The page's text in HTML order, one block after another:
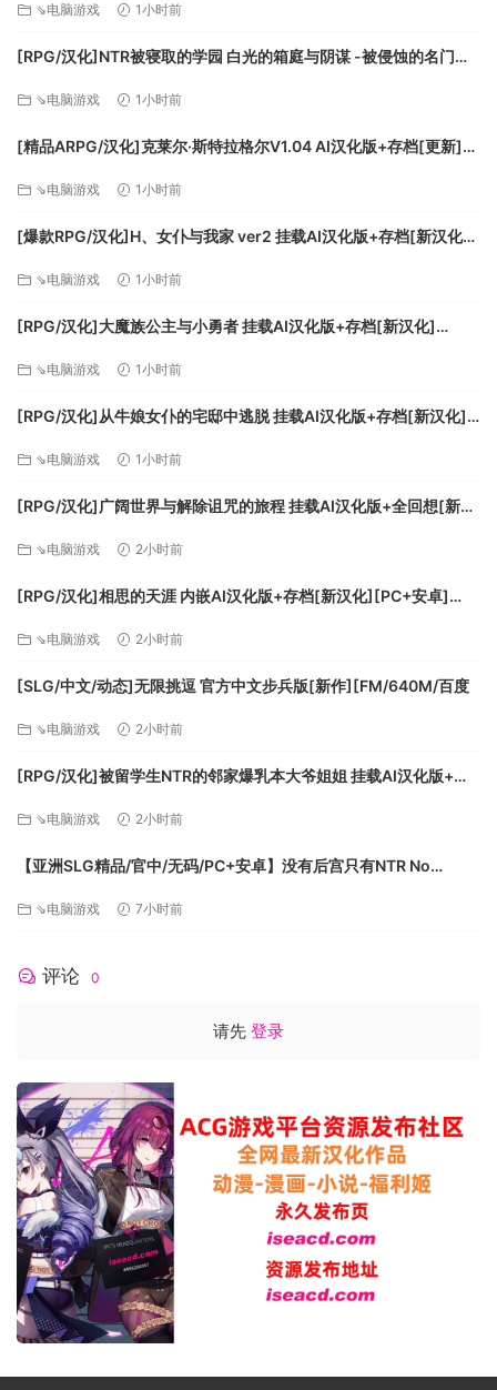
⇘电脑游戏 1小时前
[RPG/汉化]NTR被寝取的学园 白光的箱庭与阴谋 -被侵蚀的名门女
⇘电脑游戏 1小时前
[精品ARPG/汉化]克莱尔·斯特拉格尔V1.04 AI汉化版+存档[更新]
⇘电脑游戏 1小时前
[爆款RPG/汉化]H、女仆与我家 ver2 挂载AI汉化版+存档[新汉化]
⇘电脑游戏 1小时前
[RPG/汉化]大魔族公主与小勇者 挂载AI汉化版+存档[新汉化]
⇘电脑游戏 1小时前
[RPG/汉化]从牛娘女仆的宅邸中逃脱 挂载AI汉化版+存档[新汉化]
⇘电脑游戏 1小时前
[RPG/汉化]广阔世界与解除诅咒的旅程 挂载AI汉化版+全回想[新汉
⇘电脑游戏 2小时前
[RPG/汉化]相思的天涯 内嵌AI汉化版+存档[新汉化][PC+安卓]
⇘电脑游戏 2小时前
[SLG/中文/动态]无限挑逗 官方中文步兵版[新作][FM/640M/百度
⇘电脑游戏 2小时前
[RPG/汉化]被留学生NTR的邻家爆乳本大爷姐姐 挂载AI汉化版+存
⇘电脑游戏 2小时前
【亚洲SLG精品/官中/无码/PC+安卓】没有后宫只有NTR No
⇘电脑游戏 7小时前
评论 0
请先 登录